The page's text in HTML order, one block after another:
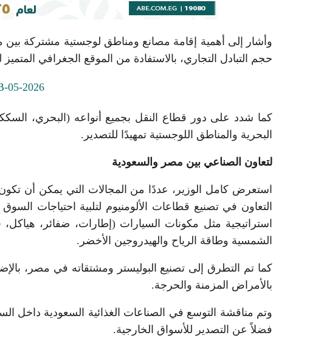
وأشار إلى أهمية إقامة مصانع ومناطق لوجستية مشتركة بين
حجم التبادل التجاري، بالاستفادة من الموقع الجغرافي المتميز
كما شدد على دور قطاع النقل بجميع أنواعه (البحري،
البحرية والمناطق اللوجستية تمهيدًا للتصدير.
لتعاون الصناعي بين مصر والسعودية
استعرض كامل الوزير، عددًا من المجالات التي يمكن أن
التعاون في تصنيع قطاعات الألومنيوم لتلبية احتياجات
استراتيجية مثل مكونات السيارات (إطارات، ضفائر،
الشمسية وطاقة الرياح والهيدروجين الأخضر.
كما تم التطرق إلى تصنيع البوليستر ومشتقاته في مصر،
بالأمراض المزمنة والحرجة.
وتم مناقشة التوسع في الصناعات الغذائية السعودية داخل
فضلاً عن التصدير للأسواق الخارجية.